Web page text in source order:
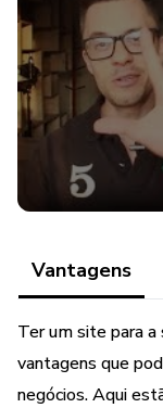
clientes
✅ Segurança
últimas práticas
✅ Suporte
site atualizado e
Nossos clientes
nos ajudar você a
metas de
Vantagens
Ter um site para a
vantagens que
negócios. Aqui